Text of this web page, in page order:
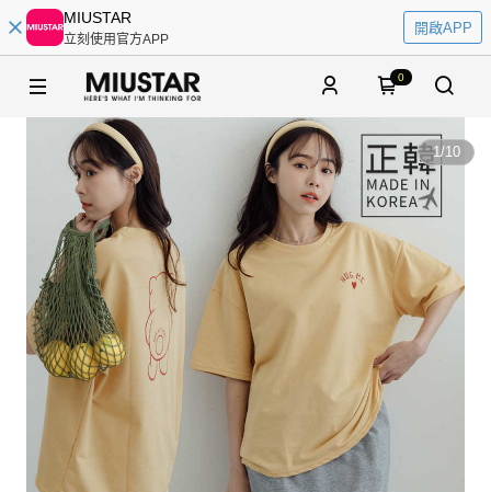
MIUSTAR
立刻使用官方APP
開啟APP
0
1/10